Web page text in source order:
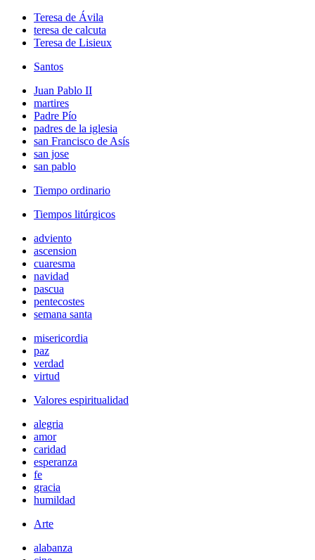
Teresa de Ávila
teresa de calcuta
Teresa de Lisieux
Santos
Juan Pablo II
martires
Padre Pío
padres de la iglesia
san Francisco de Asís
san jose
san pablo
Tiempo ordinario
Tiempos litúrgicos
adviento
ascension
cuaresma
navidad
pascua
pentecostes
semana santa
misericordia
paz
verdad
virtud
Valores espiritualidad
alegria
amor
caridad
esperanza
fe
gracia
humildad
Arte
alabanza